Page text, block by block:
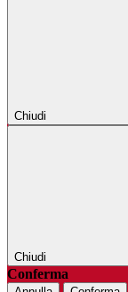
Chiudi
Chiudi
Conferma